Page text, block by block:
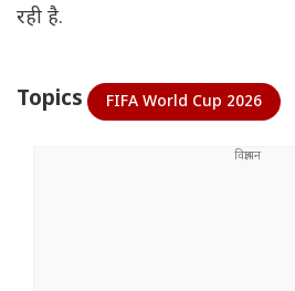
रही है.
Topics FIFA World Cup 2026